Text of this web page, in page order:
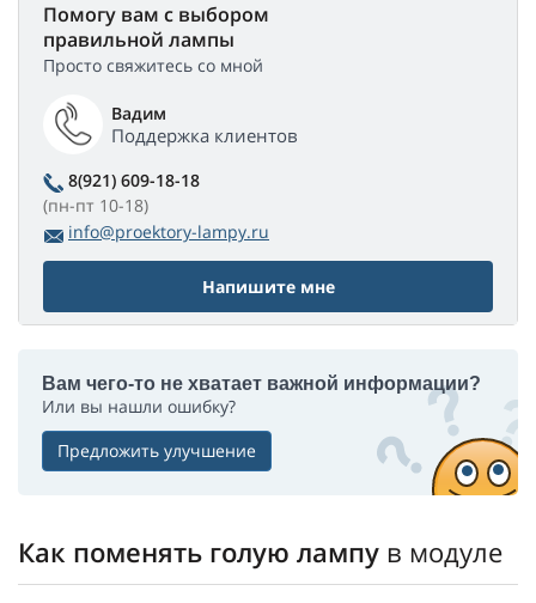
Помогу вам с выбором
правильной лампы
Просто свяжитесь со мной
Вадим
Поддержка клиентов
8(921) 609-18-18
(пн-пт 10-18)
info@proektory-lampy.ru
Напишите мне
Вам чего-то не хватает важной информации?
Или вы нашли ошибку?
Предложить улучшение
Как поменять голую лампу в модуле